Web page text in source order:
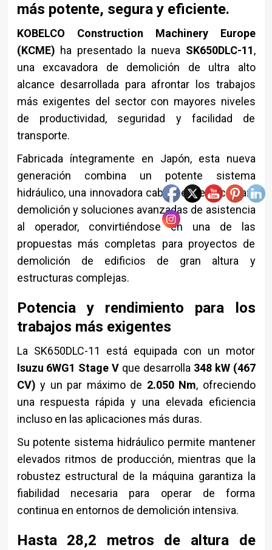
más potente, segura y eficiente.
KOBELCO Construction Machinery Europe
(KCME) ha presentado la nueva SK650DLC-11,
una excavadora de demolición de ultra alto
alcance desarrollada para afrontar los trabajos
más exigentes del sector con mayores niveles
de productividad, seguridad y facilidad de
transporte.
Fabricada íntegramente en Japón, esta nueva
generación combina un potente sistema
hidráulico, una innovadora cabina específica para
demolición y soluciones avanzadas de asistencia
al operador, convirtiéndose en una de las
propuestas más completas para proyectos de
demolición de edificios de gran altura y
estructuras complejas.
Potencia y rendimiento para los
trabajos más exigentes
La SK650DLC-11 está equipada con un motor
Isuzu 6WG1 Stage V que desarrolla 348 kW (467
CV) y un par máximo de 2.050 Nm, ofreciendo
una respuesta rápida y una elevada eficiencia
incluso en las aplicaciones más duras.
Su potente sistema hidráulico permite mantener
elevados ritmos de producción, mientras que la
robustez estructural de la máquina garantiza la
fiabilidad necesaria para operar de forma
continua en entornos de demolición intensiva.
Hasta 28,2 metros de altura de